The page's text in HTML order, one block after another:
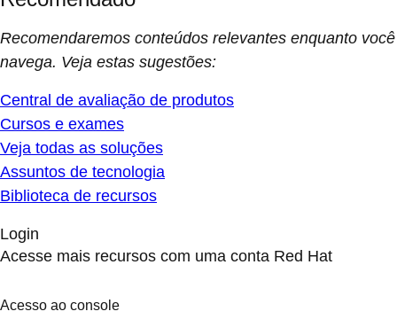
Recomendaremos conteúdos relevantes enquanto você
navega. Veja estas sugestões:
Central de avaliação de produtos
Cursos e exames
Veja todas as soluções
Assuntos de tecnologia
Biblioteca de recursos
Login
Acesse mais recursos com uma conta Red Hat
Acesso ao console